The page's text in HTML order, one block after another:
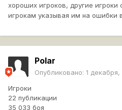
хороших игроков, другие игроки
игрокам указывая им на ошибки
Polar
Опубликовано: 1
Игроки
22 публикации
35 033 боя